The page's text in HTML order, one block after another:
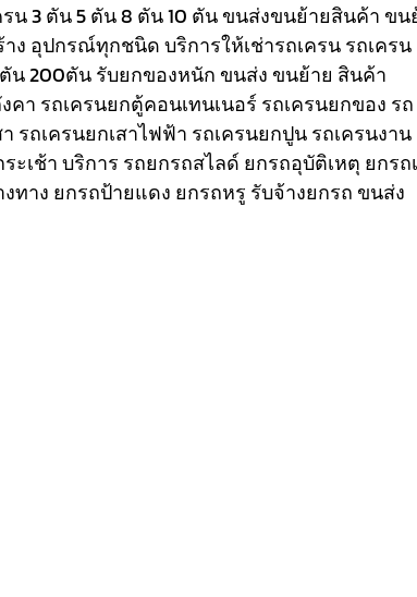
น 3 ตัน 5 ตัน 8 ตัน 10 ตัน ขนส่งขนย้ายสินค้า ขน
าง อุปกรณ์ทุกชนิดบริการให้เช่ารถเครน รถเครน
น 200ตัน รับยกของหนัก ขนส่ง ขนย้าย สินค้า
คา รถเครนยกตู้คอนเทนเนอร์ รถเครนยกของ รถ
รถเครนยกเสาไฟฟ้า รถเครนยกปูน รถเครนงาน
ะเช้าบริการ รถยกรถสไลด์ ยกรถอุบัติเหตุ ยกรถ
าง ยกรถป้ายแดง ยกรถหรู รับจ้างยกรถ ขนส่ง